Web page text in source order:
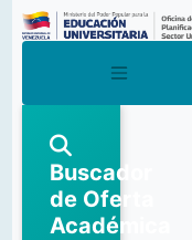
Buscador
de Oferta
Académica